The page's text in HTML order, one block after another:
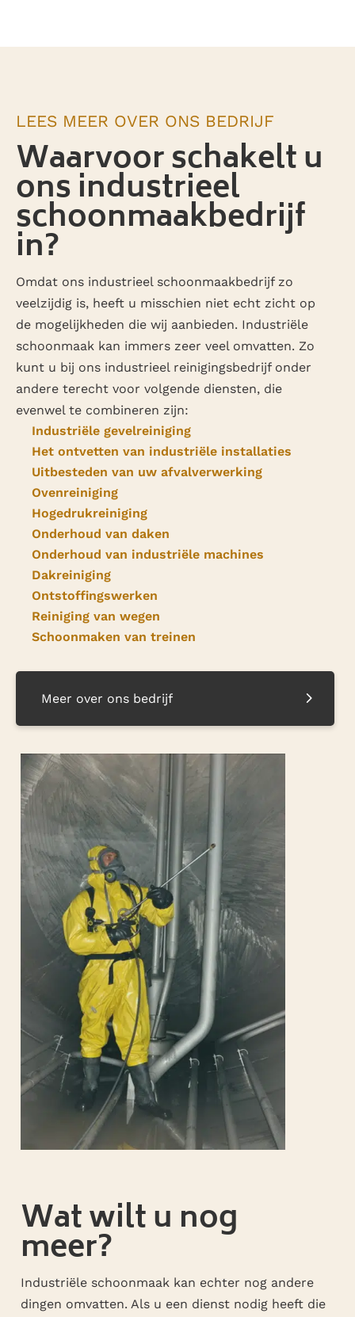
Wat wilt u nog
meer?
Industriële schoonmaak kan echter nog andere
dingen omvatten. Als u een dienst nodig heeft die
LEES MEER OVER ONS BEDRIJF
Waarvoor schakelt u
ons industrieel
schoonmaakbedrijf
in?
Omdat ons industrieel schoonmaakbedrijf zo
veelzijdig is, heeft u misschien niet echt zicht op
de mogelijkheden die wij aanbieden. Industriële
schoonmaak kan immers zeer veel omvatten. Zo
kunt u bij ons industrieel reinigingsbedrijf onder
andere terecht voor volgende diensten, die
evenwel te combineren zijn:
Industriële gevelreiniging
Het ontvetten van industriële installaties
Uitbesteden van uw afvalverwerking
Ovenreiniging
Hogedrukreiniging
Onderhoud van daken
Onderhoud van industriële machines
Dakreiniging
Ontstoffingswerken
Reiniging van wegen
Schoonmaken van treinen
Meer over ons bedrijf